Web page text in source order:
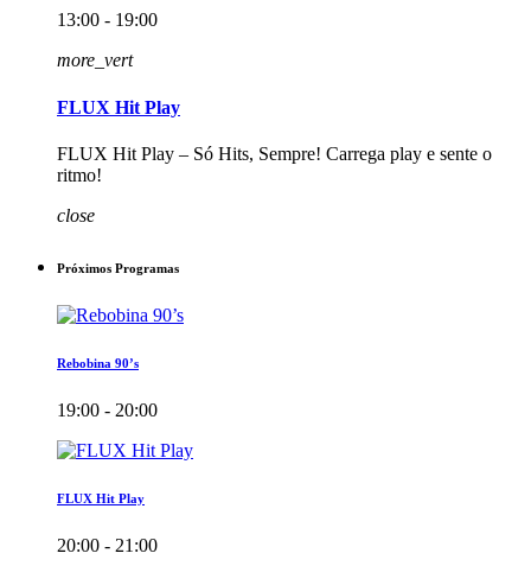
13:00 - 19:00
more_vert
FLUX Hit Play
FLUX Hit Play – Só Hits, Sempre! Carrega play e sente o
ritmo!
close
Próximos Programas
Rebobina 90’s
19:00 - 20:00
FLUX Hit Play
20:00 - 21:00